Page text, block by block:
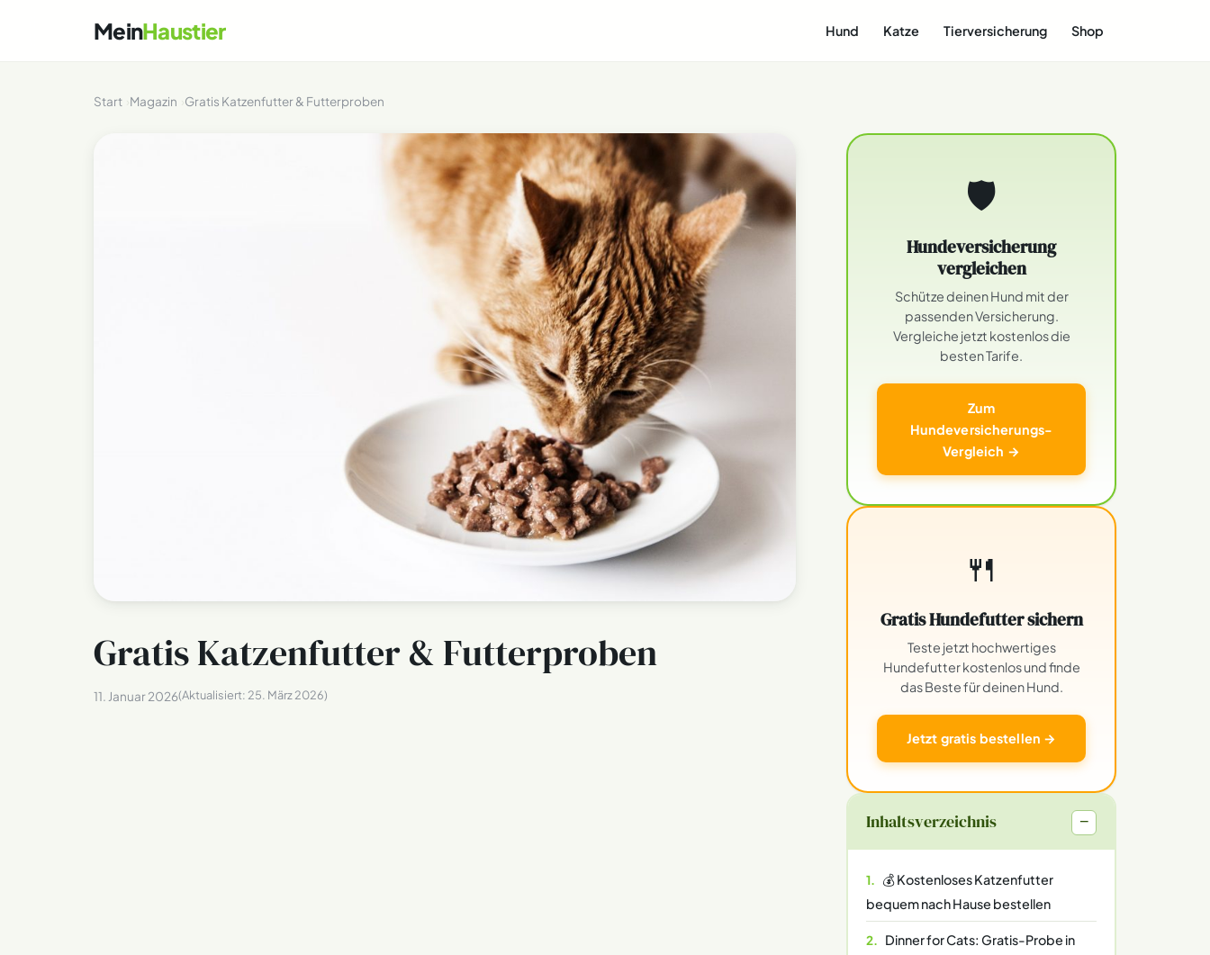
MeinHaustier Hund Katze Tierversicherung Shop
Start Magazin Gratis Katzenfutter & Futterproben
Gratis Katzenfutter & Futterproben
11. Januar 2026(Aktualisiert: 25. März 2026)
🛡
Hundeversicherung
vergleichen
Schütze deinen Hund mit der
passenden Versicherung.
Vergleiche jetzt kostenlos die
besten Tarife.
Zum
Hundeversicherungs-
Vergleich →
🍴
Gratis Hundefutter sichern
Teste jetzt hochwertiges
Hundefutter kostenlos und finde
das Beste für deinen Hund.
Jetzt gratis bestellen →
Inhaltsverzeichnis −
💰 Kostenloses Katzenfutter
bequem nach Hause bestellen
Dinner for Cats: Gratis-Probe in